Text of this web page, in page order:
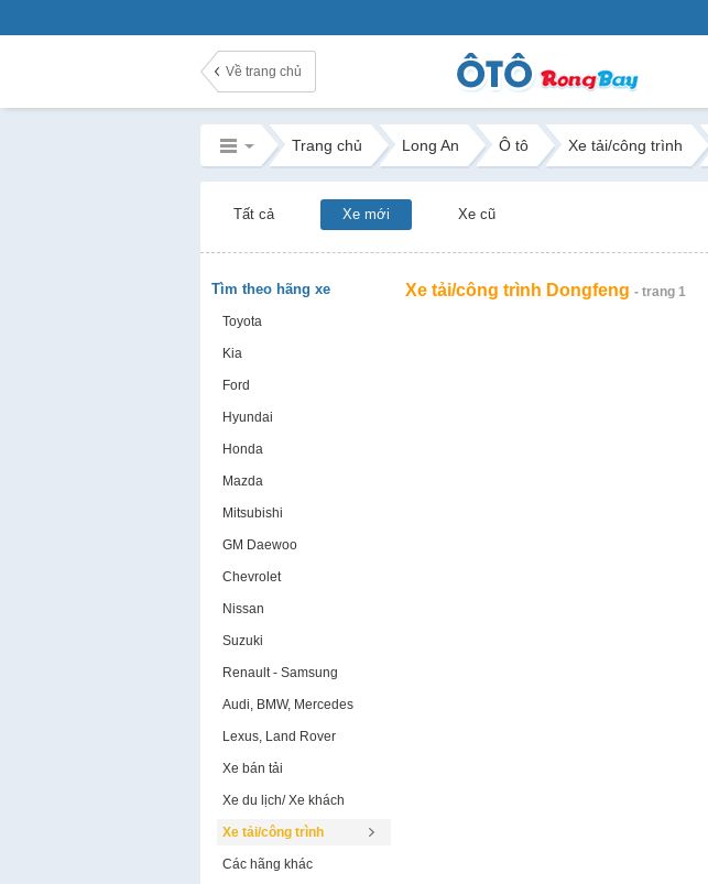
Về trang chủ
Trang chủ Long An Ô tô Xe tải/công trình
Tất cả Xe mới Xe cũ
Tìm theo hãng xe
Toyota
Kia
Ford
Hyundai
Honda
Mazda
Mitsubishi
GM Daewoo
Chevrolet
Nissan
Suzuki
Renault - Samsung
Audi, BMW, Mercedes
Lexus, Land Rover
Xe bán tải
Xe du lịch/ Xe khách
Xe tải/công trình
Các hãng khác
Xe tải/công trình Dongfeng - trang 1